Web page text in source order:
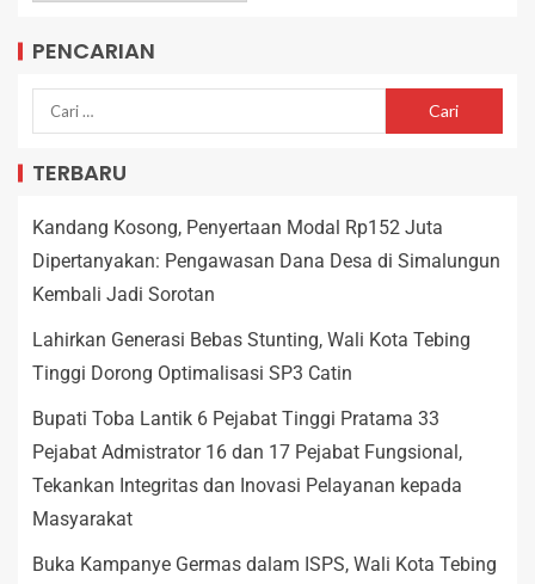
PENCARIAN
TERBARU
Kandang Kosong, Penyertaan Modal Rp152 Juta
Dipertanyakan: Pengawasan Dana Desa di Simalungun
Kembali Jadi Sorotan
Lahirkan Generasi Bebas Stunting, Wali Kota Tebing
Tinggi Dorong Optimalisasi SP3 Catin
Bupati Toba Lantik 6 Pejabat Tinggi Pratama 33
Pejabat Admistrator 16 dan 17 Pejabat Fungsional,
Tekankan Integritas dan Inovasi Pelayanan kepada
Masyarakat
Buka Kampanye Germas dalam ISPS, Wali Kota Tebing